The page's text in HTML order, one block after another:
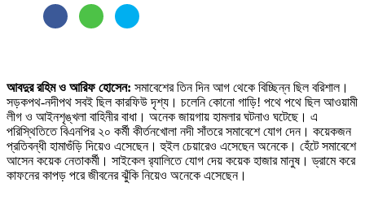
আবদুর রহিম ও আরিফ হোসেন: সমাবেশের তিন দিন আগ থেকে বিচ্ছিন্ন ছিল বরিশাল।
সড়কপথ-নদীপথ সবই ছিল কারফিউ দৃশ্য। চলেনি কোনো গাড়ি! পথে পথে ছিল আওয়ামী
লীগ ও আইনশৃঙ্খলা বাহিনীর বাধা। অনেক জায়গায় হামলার ঘটনাও ঘটেছে। এ
পরিস্থিতিতে বিএনপির ২০ কর্মী কীর্তনখোলা নদী সাঁতরে সমাবেশে যোগ দেন। কয়েকজন
প্রতিবন্ধী হামাগুঁড়ি দিয়েও এসেছেন। হুইল চেয়ারেও এসেছেন অনেকে। হেঁটে সমাবেশে
আসেন কয়েক নেতাকর্মী। সাইকেল র‌্যালিতে যোগ দেয় কয়েক হাজার মানুষ। ড্রামে করে
কাফনের কাপড় পরে জীবনের ঝুঁকি নিয়েও অনেকে এসেছেন।